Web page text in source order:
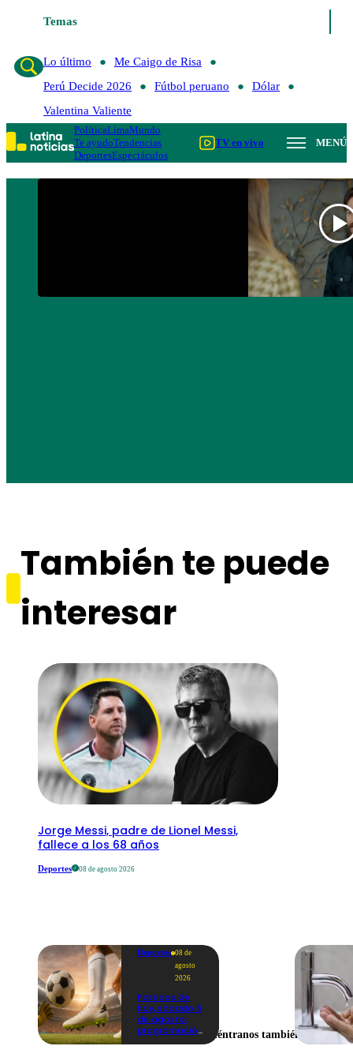
Temas
Lo último
Me Caigo de Risa
Perú Decide 2026
Fútbol peruano
Dólar
Valentina Valiente
PolíticaLimaMundo
Te ayudoTendencias
DeportesEspectáculos
TV en vivo MENÚ
También te puede
interesar
Jorge Messi, padre de Lionel Messi,
fallece a los 68 años
Deportes 08 de agosto 2026
Deportes 08 de
agosto
2026
Partidos de
hoy, sábado 8
de agosto:
programaciónEncuéntranos también en